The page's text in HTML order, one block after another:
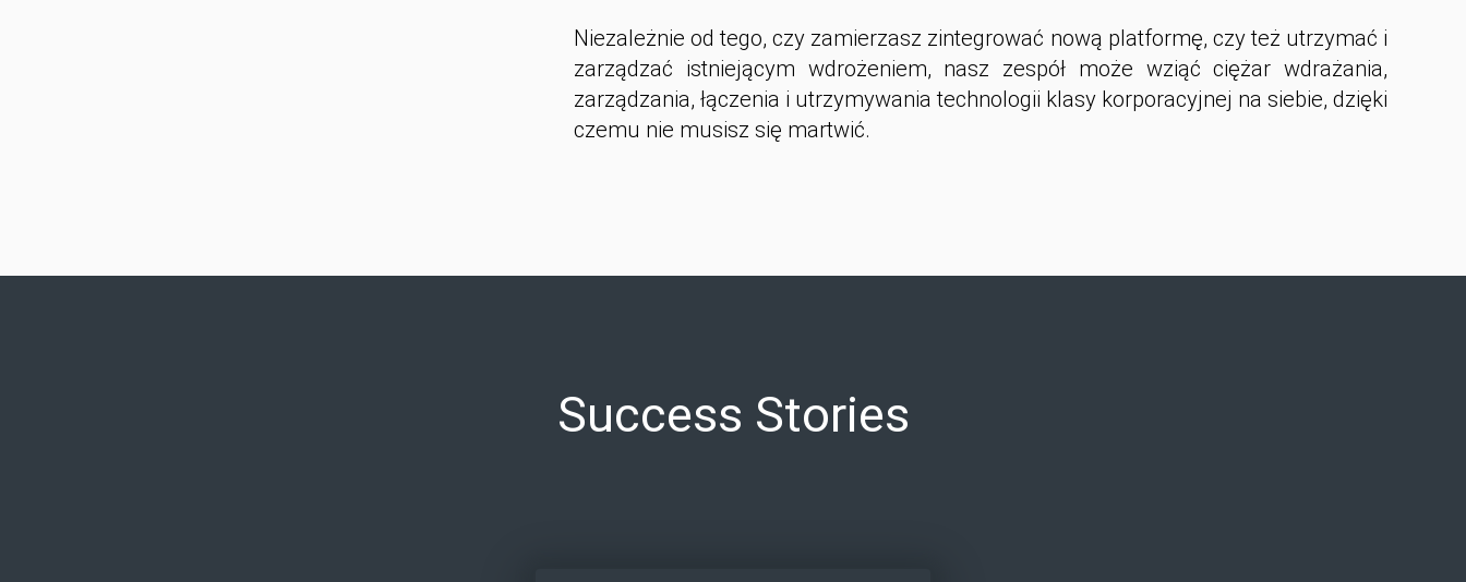
Niezależnie od tego, czy zamierzasz zintegrować nową platformę, czy też utrzymać i
zarządzać istniejącym wdrożeniem, nasz zespół może wziąć ciężar wdrażania,
zarządzania, łączenia i utrzymywania technologii klasy korporacyjnej na siebie, dzięki
czemu nie musisz się martwić.
Success Stories